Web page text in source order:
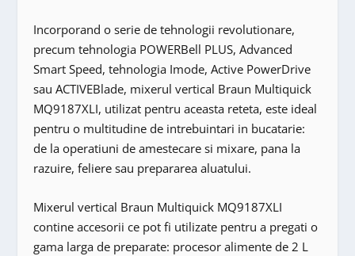
Incorporand o serie de tehnologii revolutionare,
precum tehnologia POWERBell PLUS, Advanced
Smart Speed, tehnologia Imode, Active PowerDrive
sau ACTIVEBlade, mixerul vertical Braun Multiquick
MQ9187XLI, utilizat pentru aceasta reteta, este ideal
pentru o multitudine de intrebuintari in bucatarie:
de la operatiuni de amestecare si mixare, pana la
razuire, feliere sau prepararea aluatului.
Mixerul vertical Braun Multiquick MQ9187XLI
contine accesorii ce pot fi utilizate pentru a pregati o
gama larga de preparate: procesor alimente de 2 L